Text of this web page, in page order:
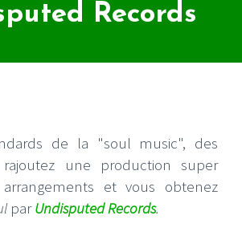
Records
de la "soul music", des
rajoutez une production super
et vous obtenez
parUndisputed Records.